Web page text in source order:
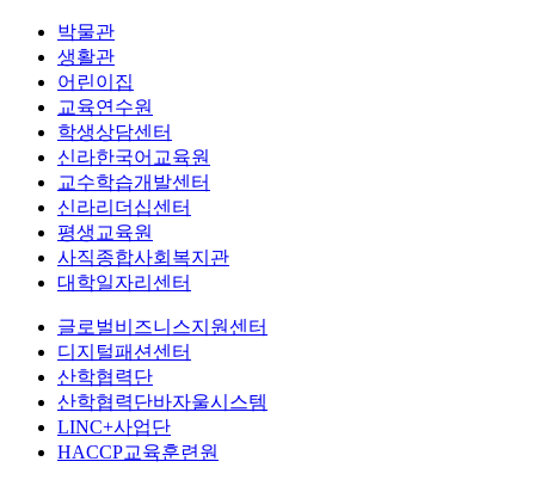
박물관
생활관
어린이집
교육연수원
학생상담센터
신라한국어교육원
교수학습개발센터
신라리더십센터
평생교육원
사직종합사회복지관
대학일자리센터
글로벌비즈니스지원센터
디지털패션센터
산학협력단
산학협력단바자울시스템
LINC+사업단
HACCP교육훈련원